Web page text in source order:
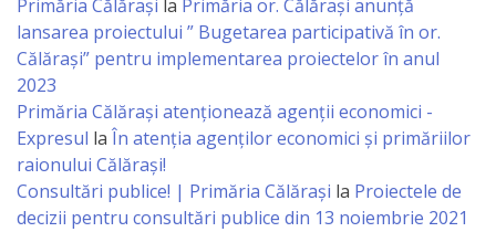
Construcţii,
Gospodărie
Comunală
şi
Drumuri
Primăria Călărași la Primăria or. Călărași anunță
lansarea proiectului ” Bugetarea participativă în or.
Călărași” pentru implementarea proiectelor în anul
2023
Primăria Călăraşi atenţionează agenţii economici -
Expresul la În atenția agenților economici și primăriilor
raionului Călărași!
Consultări publice! | Primăria Călărași la Proiectele de
decizii pentru consultări publice din 13 noiembrie 2021